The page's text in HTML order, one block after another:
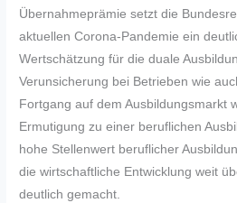
Übernahmeprämie setzt die
aktuellen Corona-Pandemie ein
Wertschätzung für die duale
Verunsicherung bei Betrieben wie
Fortgang auf dem Ausbildungsmarkt
Ermutigung zu einer beruflichen
hohe Stellenwert beruflicher
die wirtschaftliche Entwicklung weit
deutlich gemacht.